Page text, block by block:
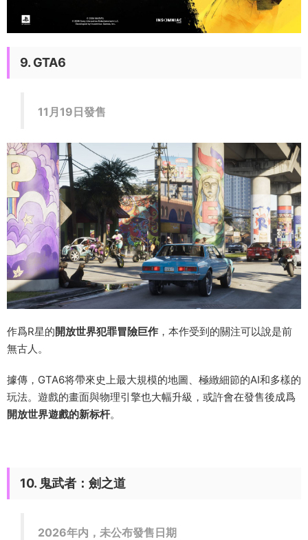
9. GTA6
11月19日發售
作爲R星的開放世界犯罪冒險巨作 ，本作受到的關注可以說是前
無古人。
據傳，GTA6将帶來史上最大規模的地圖、極緻細節的AI和多樣的
玩法。遊戲的畫面與物理引擎也大幅升級，或許會在發售後成爲
開放世界遊戲的新标杆。
10. 鬼武者：劍之道
2026年内，未公布發售日期